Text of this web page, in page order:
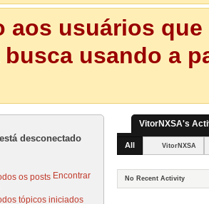
aos usuários
busca usando a
Encontrar
VitorNXSA's
All VitorNXSA
No Recent Activity